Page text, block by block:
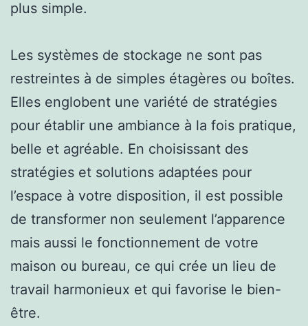
plus simple.
Les systèmes de stockage ne sont pas
restreintes à de simples étagères ou boîtes.
Elles englobent une variété de stratégies
pour établir une ambiance à la fois pratique,
belle et agréable. En choisissant des
stratégies et solutions adaptées pour
l’espace à votre disposition, il est possible
de transformer non seulement l’apparence
mais aussi le fonctionnement de votre
maison ou bureau, ce qui crée un lieu de
travail harmonieux et qui favorise le bien-
être.